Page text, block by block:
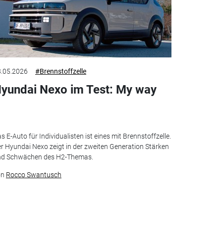
#Brennstoffzelle
Nexo im Test: My way
E-Auto für Individualisten ist eines mit Brennstoffzelle.
Hyundai Nexo zeigt in der zweiten Generation Stärken
Schwächen des H2-Themas.
Rocco Swantusch